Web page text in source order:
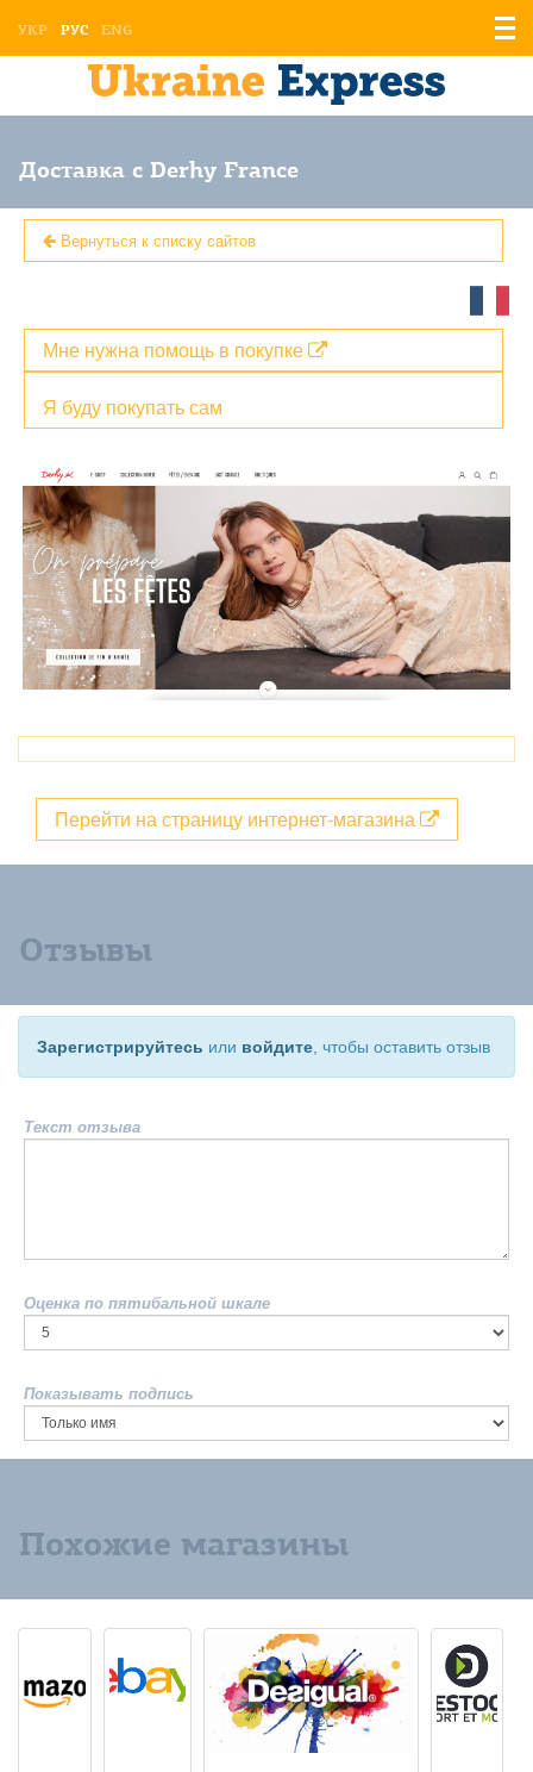
УКР РУС ENG
Доставка с Derhy France
Вернуться к списку сайтов
Я буду покупать сам
Мне нужна помощь в покупке
Перейти на страницу интернет-магазина
Отзывы
Зарегистрируйтесь или войдите , чтобы оставить отзыв
Текст отзыва
Оценка по пятибальной шкале
Показывать подпись
Похожие магазины